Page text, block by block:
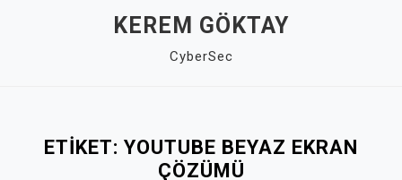
KEREM GÖKTAY
CyberSec
ETIKET: YOUTUBE BEYAZ EKRAN
ÇÖZÜMÜ